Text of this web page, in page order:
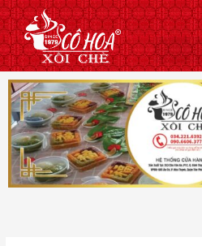
Nhảy
tới
nội
dung